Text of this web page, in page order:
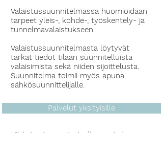
Valaistussuunnitelmassa huomioidaan
tarpeet yleis-, kohde-, työskentely- ja
tunnelmavalaistukseen.
Valaistussuunnitelmasta löytyvät
tarkat tiedot tilaan suunnitelluista
valaisimista sekä niiden sijoittelusta.
Suunnitelma toimii myös apuna
sähkösuunnittelijalle.
Palvelut yksityisille
Väri- ja pintamateriaalisuunnitelma